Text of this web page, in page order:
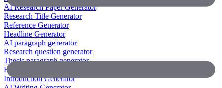
AI Research Paper Generator
Research Title Generator
Reference Generator
Headline Generator
AI paragraph generator
Research question generator
Thesis paragraph generator
Hypothesis generator
Introduction Generator